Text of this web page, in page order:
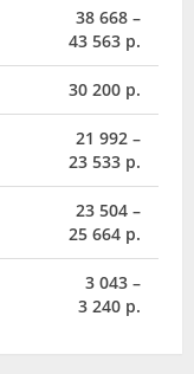
38 668 –
43 563 р.
30 200 р.
21 992 –
23 533 р.
23 504 –
25 664 р.
3 043 –
3 240 р.